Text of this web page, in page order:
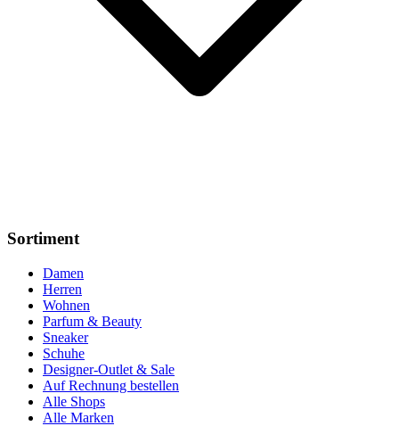
Sortiment
Damen
Herren
Wohnen
Parfum & Beauty
Sneaker
Schuhe
Designer-Outlet & Sale
Auf Rechnung bestellen
Alle Shops
Alle Marken